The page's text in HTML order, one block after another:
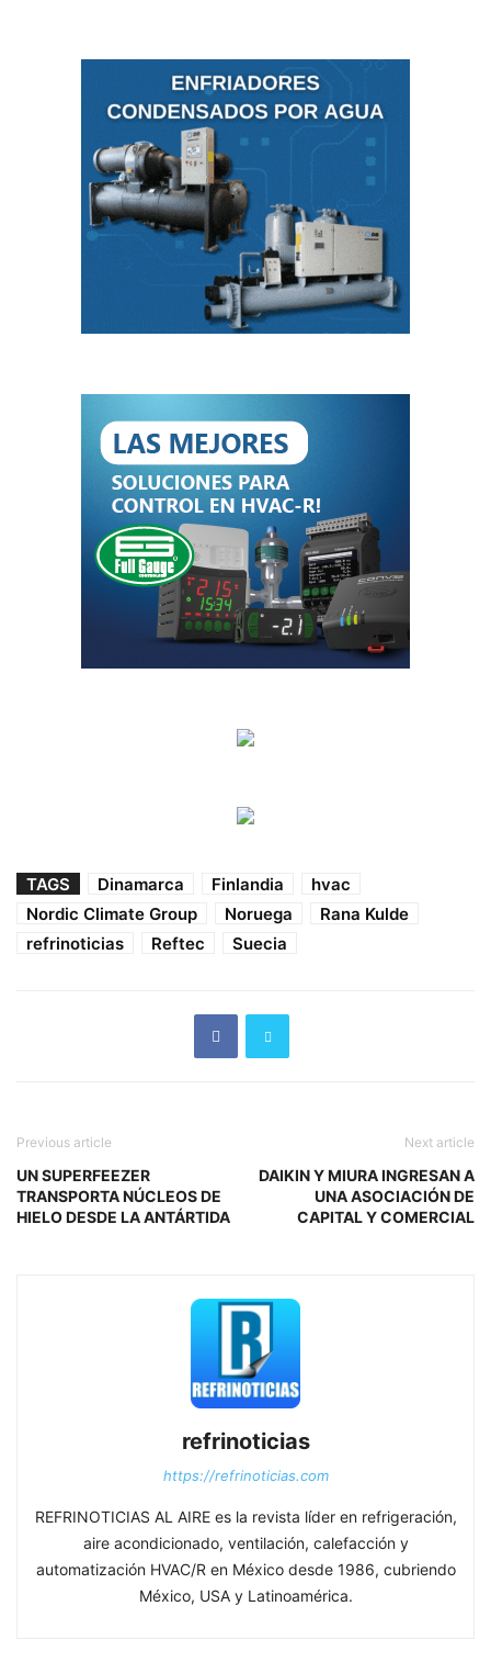
TAGS Dinamarca Finlandia
hvac
Nordic Climate Group
Noruega
Rana Kulde
refrinoticias
Reftec Suecia
Previous article
UN SUPERFEEZER
TRANSPORTA NÚCLEOS DE
HIELO DESDE LA ANTÁRTIDA
Next article
DAIKIN Y MIURA INGRESAN A
UNA ASOCIACIÓN DE
CAPITAL Y COMERCIAL
refrinoticias
https://refrinoticias.com
REFRINOTICIAS AL AIRE es la revista líder en refrigeración,
aire acondicionado, ventilación, calefacción y
automatización HVAC/R en México desde 1986, cubriendo
México, USA y Latinoamérica.